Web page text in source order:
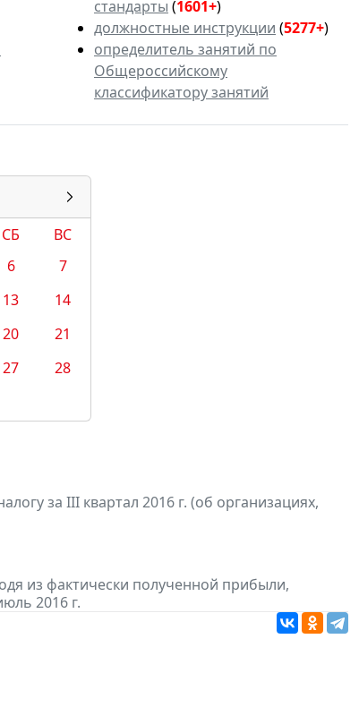
стандарты (1601+)
должностные инструкции (5277+)
определитель занятий по
Общероссийскому
классификатору занятий
СБ
ВС
6
7
13
14
20
21
27
28
за III квартал 2016 г. (об организациях,
из фактически полученной прибыли,
2016 г.